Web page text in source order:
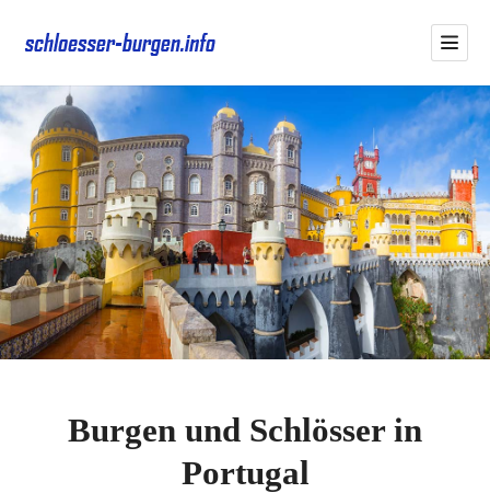
Burgen und Schlösser in
Portugal